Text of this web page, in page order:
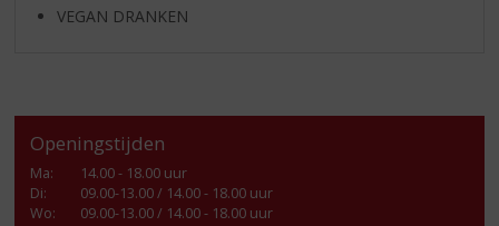
VEGAN DRANKEN
Openingstijden
Ma:
14.00 - 18.00 uur
Di:
09.00-13.00 / 14.00 - 18.00 uur
Wo:
09.00-13.00 / 14.00 - 18.00 uur